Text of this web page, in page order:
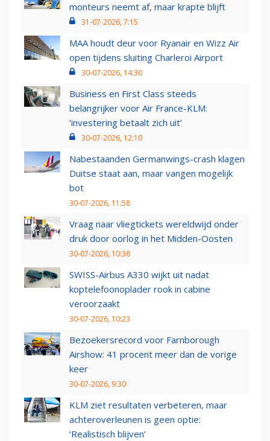
monteurs neemt af, maar krapte blijft
31-07-2026, 7:15
MAA houdt deur voor Ryanair en Wizz Air
open tijdens sluiting Charleroi Airport
30-07-2026, 14:30
Business en First Class steeds
belangrijker voor Air France-KLM:
‘investering betaalt zich uit’
30-07-2026, 12:10
Nabestaanden Germanwings-crash klagen
Duitse staat aan, maar vangen mogelijk
bot
30-07-2026, 11:58
Vraag naar vliegtickets wereldwijd onder
druk door oorlog in het Midden-Oosten
30-07-2026, 10:36
SWISS-Airbus A330 wijkt uit nadat
koptelefoonoplader rook in cabine
veroorzaakt
30-07-2026, 10:23
Bezoekersrecord voor Farnborough
Airshow: 41 procent meer dan de vorige
keer
30-07-2026, 9:30
KLM ziet resultaten verbeteren, maar
achteroverleunen is geen optie:
‘Realistisch blijven’